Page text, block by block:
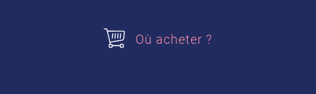
Où acheter ?